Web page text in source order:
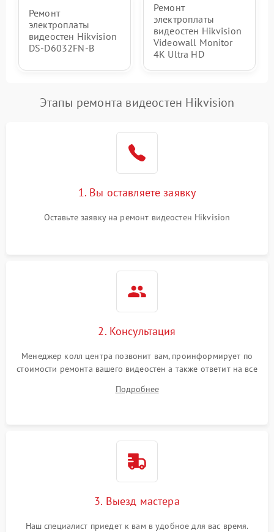
Ремонт
электроплаты
видеостен Hikvision
DS‑D6032FN‑B
Ремонт
электроплаты
видеостен Hikvision
Videowall Monitor
4K Ultra HD
Этапы ремонта видеостен Hikvision
1. Вы оставляете заявку
Оставьте заявку на ремонт видеостен Hikvision
2. Консультация
Менеджер колл центра позвонит вам, проинформирует по
стоимости ремонта вашего видеостен а также ответит на все
Подробнее
3. Выезд мастера
Наш специалист приедет к вам в удобное для вас время.